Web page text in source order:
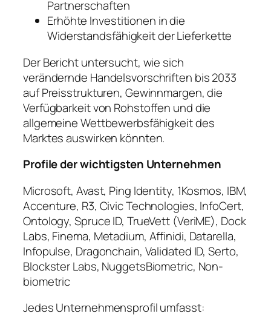
Partnerschaften
Erhöhte Investitionen in die
Widerstandsfähigkeit der Lieferkette
Der Bericht untersucht, wie sich
verändernde Handelsvorschriften bis 2033
auf Preisstrukturen, Gewinnmargen, die
Verfügbarkeit von Rohstoffen und die
allgemeine Wettbewerbsfähigkeit des
Marktes auswirken könnten.
Profile der wichtigsten Unternehmen
Microsoft, Avast, Ping Identity, 1Kosmos, IBM,
Accenture, R3, Civic Technologies, InfoCert,
Ontology, Spruce ID, TrueVett (VeriME), Dock
Labs, Finema, Metadium, Affinidi, Datarella,
Infopulse, Dragonchain, Validated ID, Serto,
Blockster Labs, NuggetsBiometric, Non-
biometric
Jedes Unternehmensprofil umfasst: